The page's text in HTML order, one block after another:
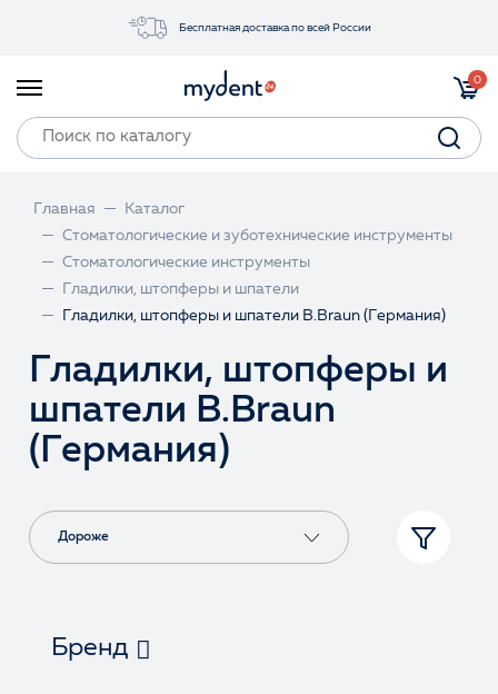
Бесплатная доставка по всей России
Обучение
Прайс-лист
0
Главная
Каталог
Стоматологические и зуботехнические инструменты
Стоматологические инструменты
Гладилки, штопферы и шпатели
Гладилки, штопферы и шпатели B.Braun (Германия)
Гладилки, штопферы и
шпатели B.Braun
(Германия)
Дороже
Бренд